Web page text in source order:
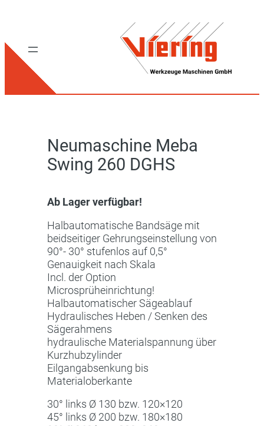
Neumaschine Meba
Swing 260 DGHS
Ab Lager verfügbar!
Halbautomatische Bandsäge mit
beidseitiger Gehrungseinstellung von
90°- 30° stufenlos auf 0,5°
Genauigkeit nach Skala
Incl. der Option
Microsprüheinrichtung!
Halbautomatischer Sägeablauf
Hydraulisches Heben / Senken des
Sägerahmens
hydraulische Materialspannung über
Kurzhubzylinder
Eilgangabsenkung bis
Materialoberkante
30° links Ø 130 bzw. 120×120
45° links Ø 200 bzw. 180×180